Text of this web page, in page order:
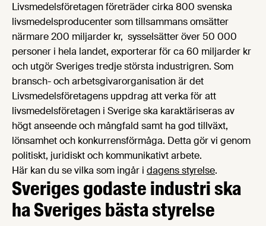
Livsmedelsföretagen företräder cirka 800 svenska
livsmedelsproducenter som tillsammans omsätter
närmare 200 miljarder kr, sysselsätter över 50 000
personer i hela landet, exporterar för ca 60 miljarder kr
och utgör Sveriges tredje största industrigren. Som
bransch- och arbetsgivarorganisation är det
Livsmedelsföretagens uppdrag att verka för att
livsmedelsföretagen i Sverige ska karaktäriseras av
högt anseende och mångfald samt ha god tillväxt,
lönsamhet och konkurrensförmåga. Detta gör vi genom
politiskt, juridiskt och kommunikativt arbete.
Här kan du se vilka som ingår i dagens styrelse.
Sveriges godaste industri ska
ha Sveriges bästa styrelse